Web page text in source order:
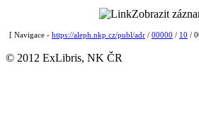
Zobrazit
[ Navigace - https://aleph.nkp.cz/publ/adr / 00000 / 10 /
© 2012 ExLibris, NK ČR